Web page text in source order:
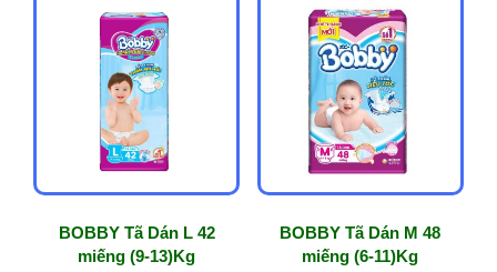
BOBBY Tã Dán L 42
miếng (9-13)Kg
BOBBY Tã Dán M 48
miếng (6-11)Kg